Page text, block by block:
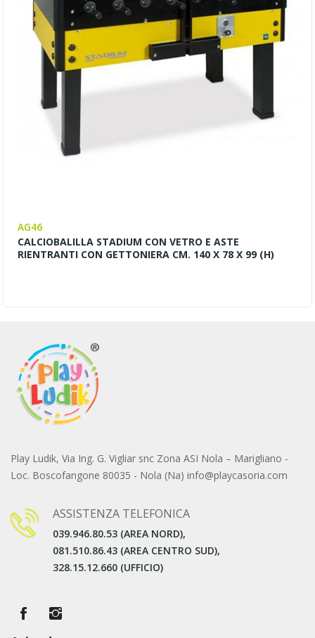
AG46
CALCIOBALILLA STADIUM CON VETRO E ASTE
RIENTRANTI CON GETTONIERA CM. 140 X 78 X 99 (H)
Play Ludik, Via Ing. G. Vigliar snc Zona ASI Nola – Marigliano -
Loc. Boscofangone 80035 - Nola (Na) info@playcasoria.com
ASSISTENZA TELEFONICA
039.946.80.53 (AREA NORD),
081.510.86.43 (AREA CENTRO SUD),
328.15.12.660 (UFFICIO)